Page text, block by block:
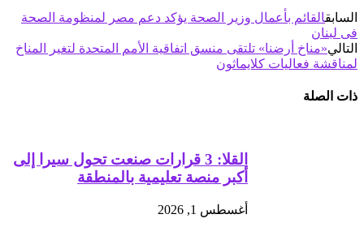
السابقالقائم بأعمال وزير الصحة يؤكد دعم مصر لمنظومة الصحة
فى لبنان
التالي«مناخ أرضنا» تلتقى منسق اتفاقية الأمم المتحدة لتغير المناخ
لمناقشة فعاليات كلايماثون
ذات الصلة
القلا: 3 قرارات صنعت تحول سيرا إلى
أكبر منصة تعليمية بالمنطقة
أغسطس 1, 2026